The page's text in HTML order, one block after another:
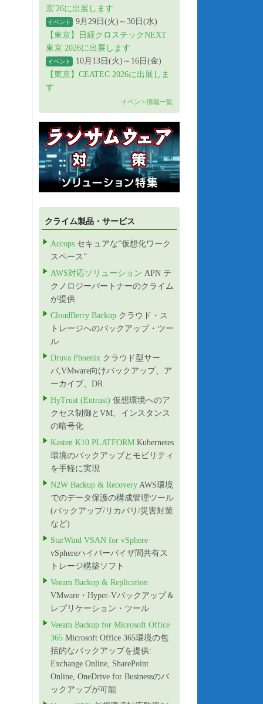
京'26に出展します
イベント
9月29日(火)～30日(水)
【東京】日経クロステックNEXT
東京 2026に出展します
イベント
10月13日(火)～16日(金)
【東京】CEATEC 2026に出展しま
す
イベント情報一覧
クライム製品・サービス
Accops セキュアな”仮想化ワーク
スペース”
AWS対応ソリューション APN テ
クノロジーパートナーのクライム
が提供
CloudBerry Backup クラウド・ス
トレージへのバックアップ・ツー
ル
Druva Phoenix クラウド型サー
バ,VMware向けバックアップ、ア
ーカイブ、DR
HyTrust (Entrust) 仮想環境へのア
クセス制御とVM、インスタンス
の暗号化
Kasten K10 PLATFORM Kubernetes
環境のバックアップとモビリティ
を手軽に実現
N2W Backup & Recovery AWS環境
でのデータ保護の構成管理ツール
(バックアップ/リカバリ/災害対策
など)
StarWind VSAN for vSphere
vSphereハイパーバイザ間共有ス
トレージ構築ソフト
Veeam Backup & Replication
VMware・Hyper-Vバックアップ＆
レプリケーション・ツール
Veeam Backup for Microsoft Office
365 Microsoft Office 365環境の包
括的なバックアップを提供:
Exchange Online, SharePoint
Online, OneDrive for Businessのバ
ックアップが可能